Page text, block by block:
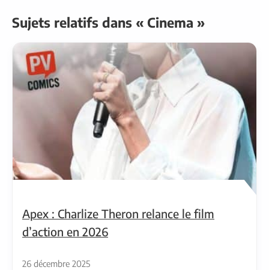
Sujets relatifs dans « Cinema »
Apex : Charlize Theron relance le film
d’action en 2026
26 décembre 2025